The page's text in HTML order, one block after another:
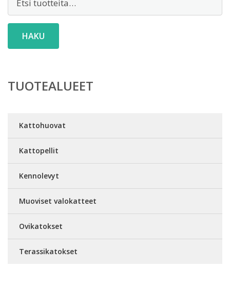
HAKU
TUOTEALUEET
Kattohuovat
Kattopellit
Kennolevyt
Muoviset valokatteet
Ovikatokset
Terassikatokset